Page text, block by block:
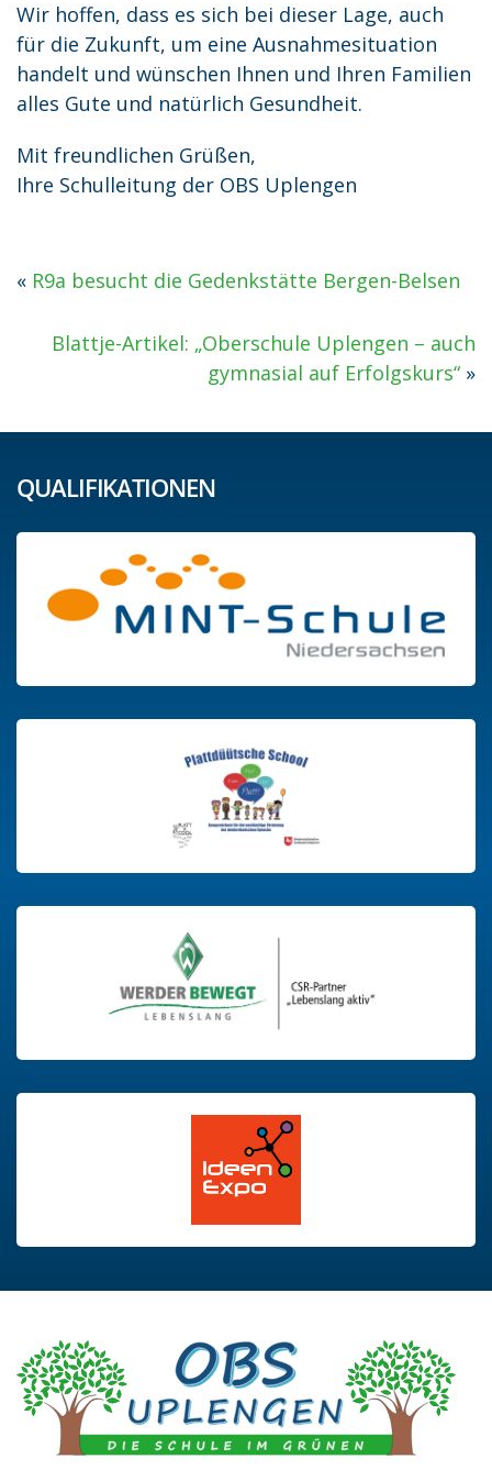
Wir hoffen, dass es sich bei dieser Lage, auch
für die Zukunft, um eine Ausnahmesituation
handelt und wünschen Ihnen und Ihren Familien
alles Gute und natürlich Gesundheit.
Mit freundlichen Grüßen,
Ihre Schulleitung der OBS Uplengen
« R9a besucht die Gedenkstätte Bergen-Belsen
Blattje-Artikel: „Oberschule Uplengen – auch
gymnasial auf Erfolgskurs“ »
QUALIFIKATIONEN